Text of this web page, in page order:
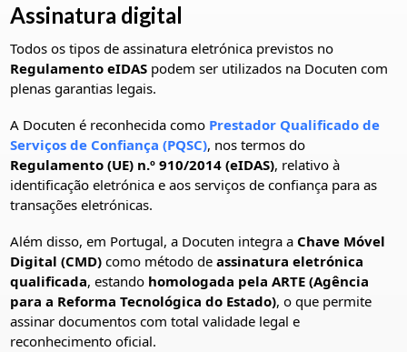
Assinatura digital
Todos os tipos de assinatura eletrónica previstos no
Regulamento eIDAS podem ser utilizados na Docuten com
plenas garantias legais.
A Docuten é reconhecida como Prestador Qualificado de
Serviços de Confiança (PQSC), nos termos do
Regulamento (UE) n.º 910/2014 (eIDAS), relativo à
identificação eletrónica e aos serviços de confiança para as
transações eletrónicas.
Além disso, em Portugal, a Docuten integra a Chave Móvel
Digital (CMD) como método deassinatura eletrónica
qualificada, estando homologada pela ARTE (Agência
para a Reforma Tecnológica do Estado), o que permite
assinar documentos com total validade legal e
reconhecimento oficial.